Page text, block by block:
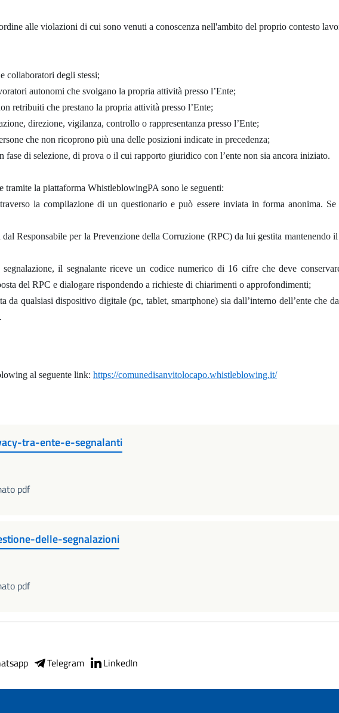
alle violazioni di cui sono venuti a conoscenza nell'ambito del proprio contesto
collaboratori degli stessi;
autonomi che svolgano la propria attività presso l’Ente;
retribuiti che prestano la propria attività presso l’Ente;
direzione, vigilanza, controllo o rappresentanza presso l’Ente;
che non ricoprono più una delle posizioni indicate in precedenza;
fase di selezione, di prova o il cui rapporto giuridico con l’ente non sia ancora iniziato.
tramite la piattaforma WhistleblowingPA sono le seguenti:
la compilazione di un questionario e può essere inviata in forma anonima.
dal Responsabile per la Prevenzione della Corruzione (RPC) da lui gestita
il segnalante riceve un codice numerico di 16 cifre che deve
del RPC e dialogare rispondendo a richieste di chiarimenti o approfondimenti;
da qualsiasi dispositivo digitale (pc, tablet, smartphone) sia dall’interno dell’ente che
al seguente link: https://comunedisanvitolocapo.whistleblowing.it/
tra-ente-e-segnalanti
pdf
delle-segnalazioni
pdf
Telegram LinkedIn